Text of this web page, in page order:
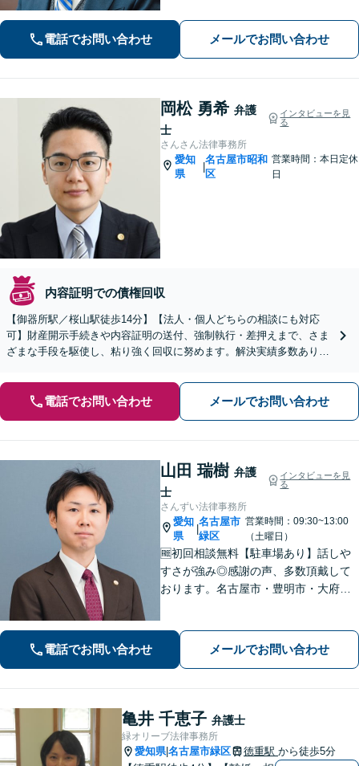
事件】早期釈放に向けて迅速に対処
【夜間・休日面談】【徳重駅／神沢駅5
電話でお問い合わせ メールでお問い合わせ
岡松 勇希 弁護
士
インタビューを見
る
さんさん法律事務所
愛知
県
|
名古屋市昭和
区
営業時間：本日定休
日
内容証明での債権回収
【御器所駅／桜山駅徒歩14分】【法人・個人どちらの相談にも対応
可】財産開示手続きや内容証明の送付、強制執行・差押えまで、さま
ざまな手段を駆使し、粘り強く回収に努めます。解決実績多数あり。
電話でお問い合わせ メールでお問い合わせ
山田 瑞樹 弁護
士
インタビューを見
る
さんずい法律事務所
愛知
県
名古屋市
緑区
営業時間：09:30~13:00
（土曜日）
🆓初回相談無料【駐車場あり】話しや
すさが強み◎感謝の声、多数頂戴して
おります。名古屋市・豊明市・大府
不安を軽減。理想とする解決を目指し
ます【土曜・夜間面談OK】
電話でお問い合わせ メールでお問い合わせ
亀井 千恵子 弁護士
緑オリーブ法律事務所
愛知県|名古屋市緑区 徳重駅 から徒歩5分